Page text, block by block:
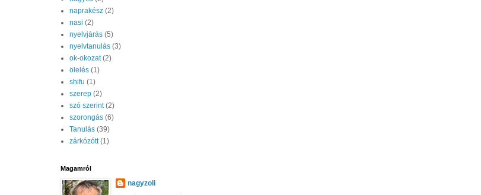
naprakész (2)
nasi (2)
nyelvjárás (5)
nyelvtanulás (3)
ok-okozat (2)
ölelés (1)
shifu (1)
szerep (2)
szó szerint (2)
szorongás (6)
Tanulás (39)
zárkózótt (1)
Magamról
nagyzoli